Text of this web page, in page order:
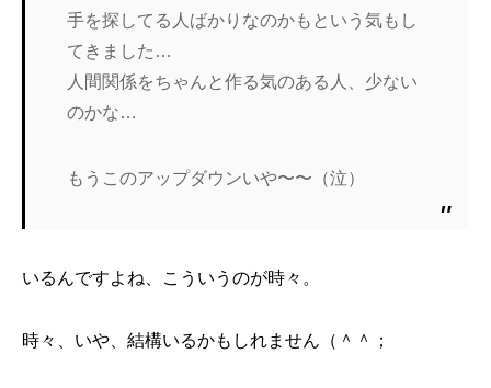
手を探してる人ばかりなのかもという気もし
てきました…
人間関係をちゃんと作る気のある人、少ない
のかな…
もうこのアップダウンいや〜〜（泣）
いるんですよね、こういうのが時々。
時々、いや、結構いるかもしれません（＾＾；